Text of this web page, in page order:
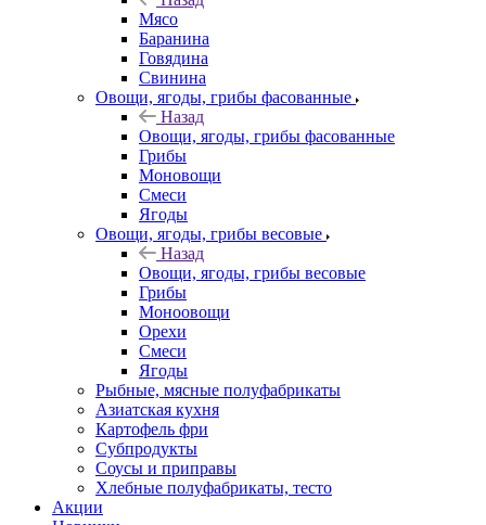
Мясо
Баранина
Говядина
Свинина
Овощи, ягоды, грибы фасованные
Назад
Овощи, ягоды, грибы фасованные
Грибы
Моновощи
Смеси
Ягоды
Овощи, ягоды, грибы весовые
Назад
Овощи, ягоды, грибы весовые
Грибы
Моноовощи
Орехи
Смеси
Ягоды
Рыбные, мясные полуфабрикаты
Азиатская кухня
Картофель фри
Субпродукты
Соусы и приправы
Хлебные полуфабрикаты, тесто
Акции